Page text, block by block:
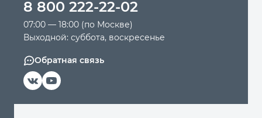
Крепежный инструмент
Режущий инструмент
8 800 222-22-02
07:00 — 18:00 (по Москве)
Выходной: суббота, воскресенье
Обратная связь